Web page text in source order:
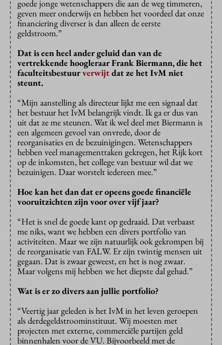
goede jonge wetenschappers die aan de weg timmeren,
geven meer onderwijs en hebben het voordeel dat onze
financiering diverser is dan alleen de eerste
geldstroom.”
Dat is een heel ander geluid dan van de
vertrekkende hoogleraar Frank Biermann, die het
faculteitsbestuurverwijtdat ze het IvM niet
steunt.
“Mijn aanstelling als directeur lijkt me een signaal dat
het bestuur het IvM belangrijk vindt. Ik ga er dus van
uit dat ze me steunen. Wat ik wel deel met Biermann is
een algemeen gevoel van onvrede, door de
reorganisaties en de bezuinigingen. Wetenschappers
hebben veel managementtaken gekregen, het Rijk kort
op de inkomsten, het college van bestuur wil dat we
bezuinigen. Daar worstelt iedereen mee.”
Hoe kan het dan dat er opeens goede financiële
vooruitzichten zijn voor over vijf jaar?
“Het is snel de goede kant op gedraaid. Dat verbaast
me niks, want we hebben een divers portfolio van
activiteiten. Maar we zijn natuurlijk ook gekrompen bij
de reorganisatie van FALW. Er zijn twintig mensen uit
gegaan. Dat is zwaar geweest, en het is nog zwaar.
Maar volgens mij hebben we het diepste dal gehad.”
Wat is er zo divers aan jullie portfolio?
“Veertig jaar geleden is het IvM in het leven geroepen
als derdegeldstroominstituut. Wij moesten met
projecten met externe, commerciële partijen geld
binnenhalen voor de VU. Bijvoorbeeld met de